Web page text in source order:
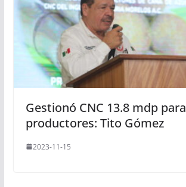
Gestionó CNC 13.8 mdp para
productores: Tito Gómez
2023-11-15